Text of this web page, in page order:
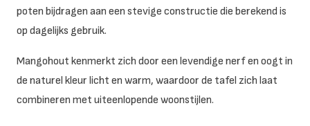
poten bijdragen aan een stevige constructie die berekend is
op dagelijks gebruik.
Mangohout kenmerkt zich door een levendige nerf en oogt in
de naturel kleur licht en warm, waardoor de tafel zich laat
combineren met uiteenlopende woonstijlen.